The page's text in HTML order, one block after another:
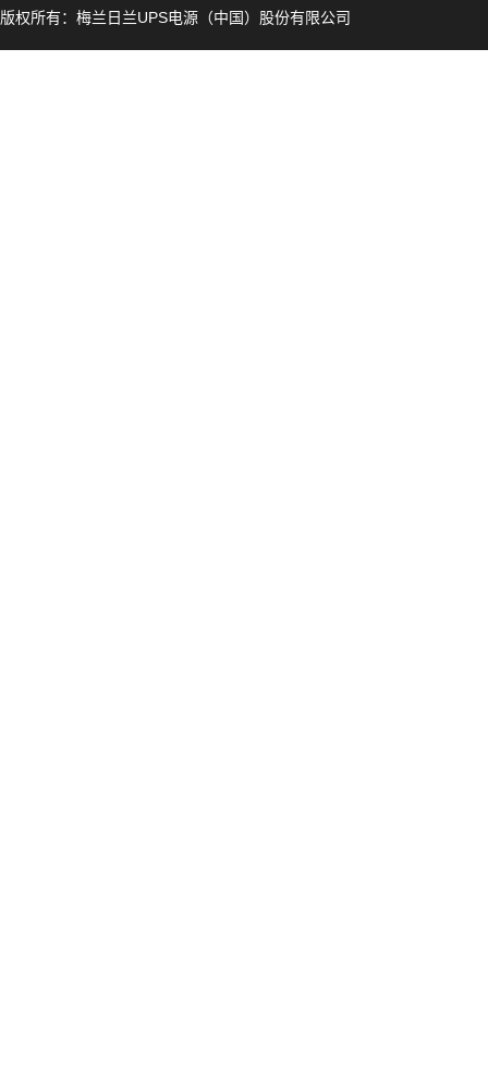
版权所有：梅兰日兰UPS电源（中国）股份有限公司